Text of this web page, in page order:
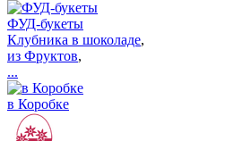
ФУД-букеты
Клубника в шоколаде,
из Фруктов,
...
в Коробке